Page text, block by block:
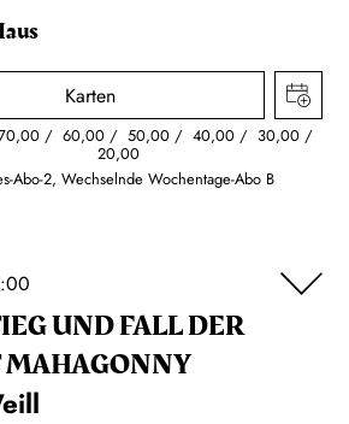
Karten
60,00 50,00 40,00 30,00
20,00
Abo-2, Wechselnde Wochentage-Abo B
UND FALL DER
MAHAGONNY